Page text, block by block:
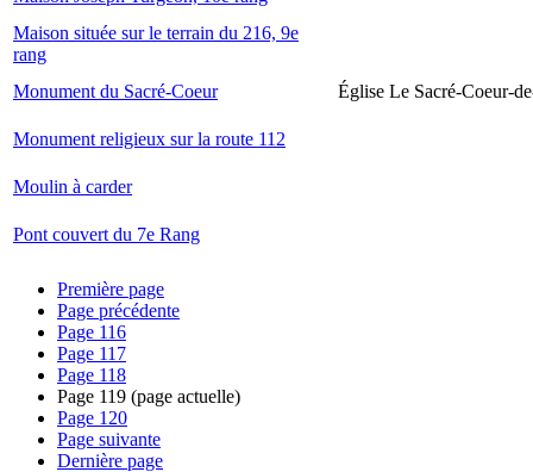
Maison située sur le terrain du 216, 9e
rang
Monument du Sacré-Coeur
Église Le Sacré-Coeur-
Monument religieux sur la route 112
Moulin à carder
Pont couvert du 7e Rang
Première page
Page précédente
Page 116
Page 117
Page 118
Page 119 (page actuelle)
Page 120
Page suivante
Dernière page